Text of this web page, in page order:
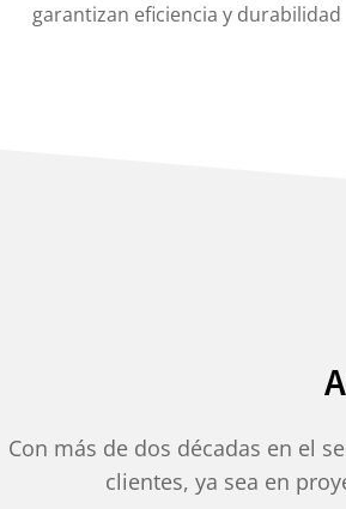
garantizan eficiencia y durabilidad
Con más de dos décadas en el
clientes, ya sea en